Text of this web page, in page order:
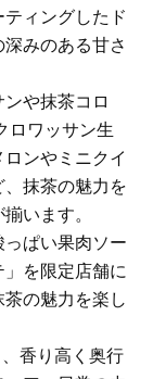
ィングしたド
みのある甘さ
や抹茶コロ
ロワッサン生
ンやミニクイ
抹茶の魅力を
います。
ぱい果肉ソー
を限定店舗に
の魅力を楽し
香り高く奥行